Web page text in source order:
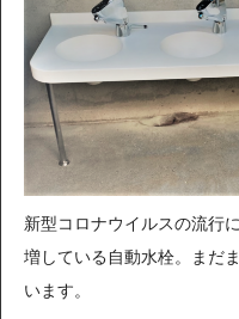
新型コロナウイルスの流行
増している自動水栓。まだ
います。